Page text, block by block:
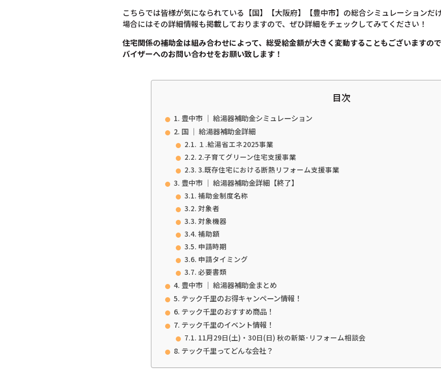
こちらでは皆様が気になられている【国】【大阪府】【豊中市】の総合シミュレーションだ
場合にはその詳細情報も掲載しておりますので、ぜひ詳細をチェックしてみてください！
住宅関係の補助金は組み合わせによって、総受給金額が大きく変動することもございますので
バイザーへのお問い合わせをお願い致します！
目次
豊中市 ｜ 給湯器補助金シミュレーション
国 ｜ 給湯器補助金詳細
１.給湯省エネ2025事業
2.子育てグリーン住宅支援事業
3.既存住宅における断熱リフォーム支援事業
豊中市 ｜ 給湯器補助金詳細【終了】
補助金制度名称
対象者
対象機器
補助額
申請時期
申請タイミング
必要書類
豊中市 ｜ 給湯器補助金まとめ
テック千里のお得キャンペーン情報！
テック千里のおすすめ商品！
テック千里のイベント情報！
11月29日(土)・30日(日) 秋の新築･リフォーム相談会
テック千里ってどんな会社？